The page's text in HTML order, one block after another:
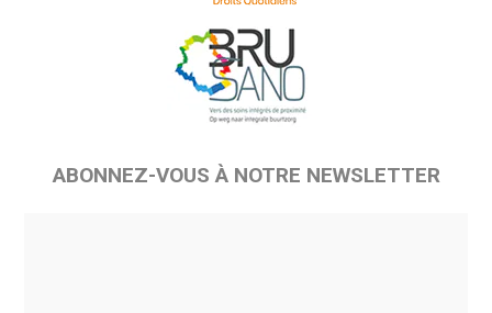
ABONNEZ-VOUS À NOTRE NEWSLETTER